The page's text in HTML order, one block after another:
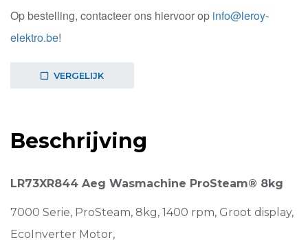
Op bestelling, contacteer ons hiervoor op info@leroy-
elektro.be!
VERGELIJK
Beschrijving
LR73XR844 Aeg Wasmachine ProSteam® 8kg
7000 Serie, ProSteam, 8kg, 1400 rpm, Groot display,
EcoInverter Motor,